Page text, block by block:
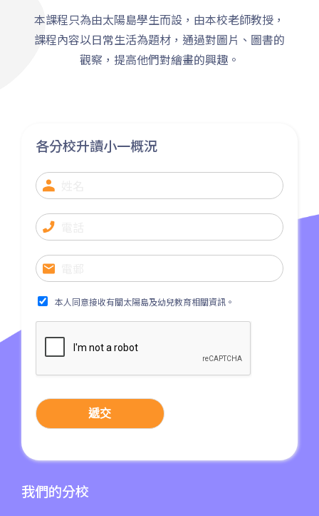
土瓜灣 (萬寧), 紅墈(碧麗花園),
寶其利街, 必嘉街(近公廁), 愛民
邨, 何文田邨, 新柳街, 海逸豪園,
葵興分校
港鐵 葵興站 (C出口)
67M, 68A, 69M, 69P, 235M,
269M, 930, 935, A31, E32
87M, 89, 89A, 89B, 89M, 94,
302, 313, 406, 407
保姆車1
梨木樹, 石蔭 葵涌邨, 葵景
前往方法
葵景分校
本課程只為由太陽島學生而設，由本校老師教授，
課程內容以日常生活為題材，通過對圖片、圖書的
觀察，提高他們對繪畫的興趣。
我們的分校
各分校升讀小一概況
本人同意接收有關太陽島及幼兒教育相關資訊。
遞交